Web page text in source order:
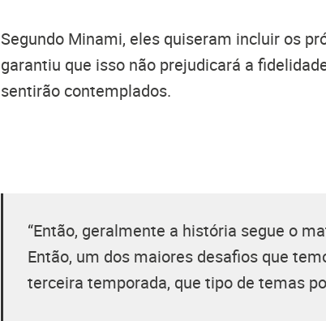
Segundo Minami, eles quiseram incluir os
garantiu que isso não prejudicará a
sentirão contemplados.
“Então, geralmente a história segue o
Então, um dos maiores desafios que
terceira temporada, que tipo de temas